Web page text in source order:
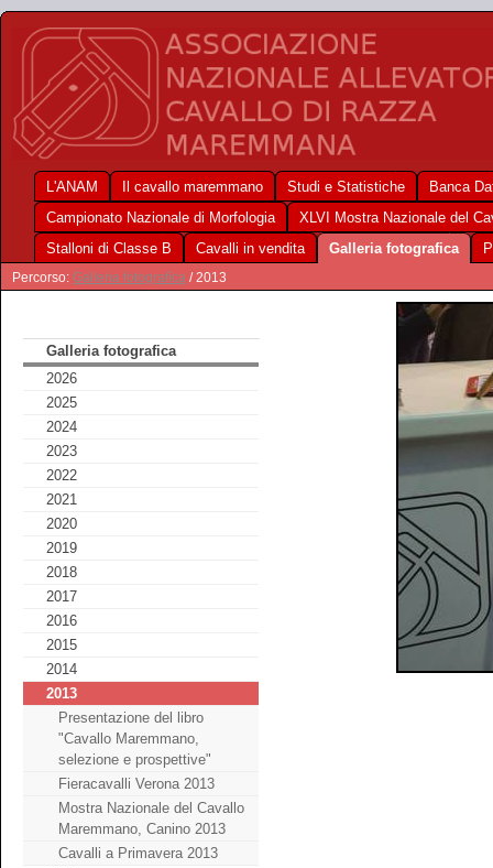
L'ANAM Il cavallo maremmano Studi e Statistiche
Banca
Campionato Nazionale di Morfologia
XLVI Mostra Nazionale del
Stalloni di Classe B
Cavalli in vendita Galleria fotografica
Percorso: Galleria fotografica / 2013
Galleria fotografica
2026
2025
2024
2023
2022
2021
2020
2019
2018
2017
2016
2015
2014
2013
Presentazione del libro
"Cavallo Maremmano,
selezione e prospettive"
Fieracavalli Verona 2013
Mostra Nazionale del Cavallo
Maremmano, Canino 2013
Cavalli a Primavera 2013